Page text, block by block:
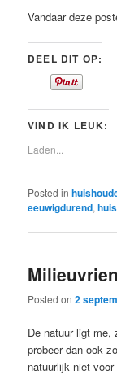
Vandaar deze
DEEL DIT OP:
VIND IK LEUK:
Laden...
Posted in
eeuwigdurend,
Posted on2
De natuur ligt me,
probeer dan ook
natuurlijk niet